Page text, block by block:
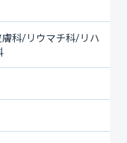
科/リウマチ科/リハ